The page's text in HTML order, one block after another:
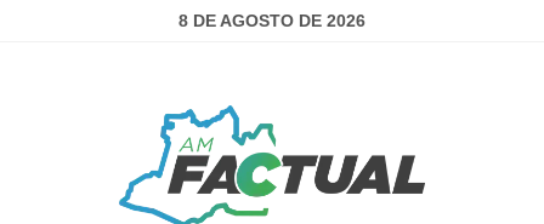
8 DE AGOSTO DE 2026